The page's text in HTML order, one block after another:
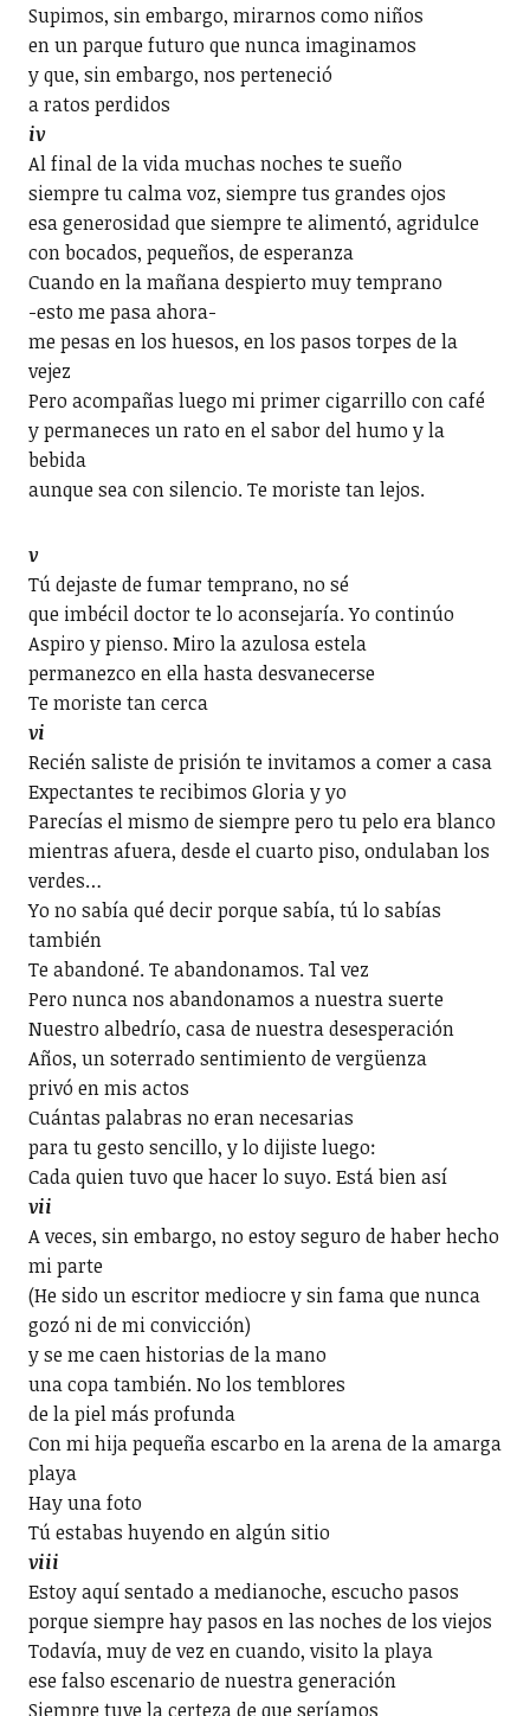
Supimos, sin embargo, mirarnos como niños
en un parque futuro que nunca imaginamos
y que, sin embargo, nos perteneció
a ratos perdidos
iv
Al final de la vida muchas noches te sueño
siempre tu calma voz, siempre tus grandes ojos
esa generosidad que siempre te alimentó, agridulce
con bocados, pequeños, de esperanza
Cuando en la mañana despierto muy temprano
-esto me pasa ahora-
me pesas en los huesos, en los pasos torpes de la
vejez
Pero acompañas luego mi primer cigarrillo con café
y permaneces un rato en el sabor del humo y la
bebida
aunque sea con silencio. Te moriste tan lejos.
v
Tú dejaste de fumar temprano, no sé
que imbécil doctor te lo aconsejaría. Yo continúo
Aspiro y pienso. Miro la azulosa estela
permanezco en ella hasta desvanecerse
Te moriste tan cerca
vi
Recién saliste de prisión te invitamos a comer a casa
Expectantes te recibimos Gloria y yo
Parecías el mismo de siempre pero tu pelo era blanco
mientras afuera, desde el cuarto piso, ondulaban los
verdes…
Yo no sabía qué decir porque sabía, tú lo sabías
también
Te abandoné. Te abandonamos. Tal vez
Pero nunca nos abandonamos a nuestra suerte
Nuestro albedrío, casa de nuestra desesperación
Años, un soterrado sentimiento de vergüenza
privó en mis actos
Cuántas palabras no eran necesarias
para tu gesto sencillo, y lo dijiste luego:
Cada quien tuvo que hacer lo suyo. Está bien así
vii
A veces, sin embargo, no estoy seguro de haber hecho
mi parte
(He sido un escritor mediocre y sin fama que nunca
gozó ni de mi convicción)
y se me caen historias de la mano
una copa también. No los temblores
de la piel más profunda
Con mi hija pequeña escarbo en la arena de la amarga
playa
Hay una foto
Tú estabas huyendo en algún sitio
viii
Estoy aquí sentado a medianoche, escucho pasos
porque siempre hay pasos en las noches de los viejos
Todavía, muy de vez en cuando, visito la playa
ese falso escenario de nuestra generación
Siempre tuve la certeza de que seríamos